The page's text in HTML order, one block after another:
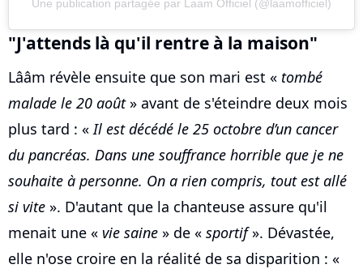
Une publication partagée par Laam Officiel (@laamofficiel)
"J'attends là qu'il rentre à la maison"
Lââm révèle ensuite que son mari est « tombé
malade le 20 août» avant de s'éteindre deux mois
plus tard : «Il est décédé le 25 octobre d’un cancer
du pancréas. Dans une souffrance horrible que je ne
souhaite à personne. On a rien compris, tout est allé
si vite ». D'autant que la chanteuse assure qu'il
menait une « vie saine » de « sportif». Dévastée,
elle n'ose croire en la réalité de sa disparition : «